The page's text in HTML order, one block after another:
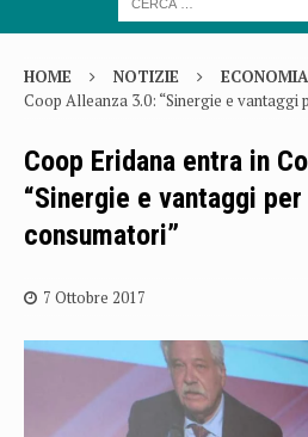
HOME NOTIZIE ECONOMIA
Coop Alleanza 3.0: “Sinergie e vantaggi
Coop Eridana entra in
“Sinergie e vantaggi
consumatori”
7 Ottobre 2017